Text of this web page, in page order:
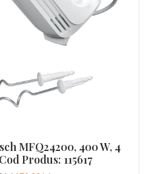
MFQ24200, 400 W, 4
Produs: 115617